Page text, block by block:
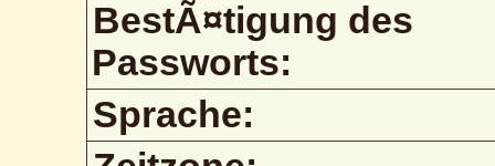
BestÃ¤tigung des
Passworts:
Sprache: